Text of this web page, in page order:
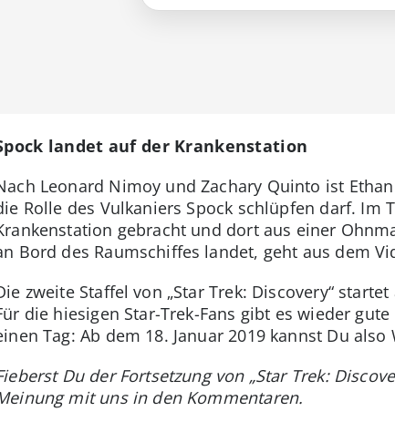
landet auf der Krankenstation
Leonard Nimoy und Zachary Quinto ist
Rolle des Vulkaniers Spock schlüpfen darf.
gebracht und dort aus einer
Bord des Raumschiffes landet, geht aus dem
zweite Staffel von „Star Trek: Discovery“
die hiesigen Star-Trek-Fans gibt es wieder
Tag: Ab dem 18. Januar 2019 kannst Du
Du der Fortsetzung von „Star Trek:
mit uns in den Kommentaren.